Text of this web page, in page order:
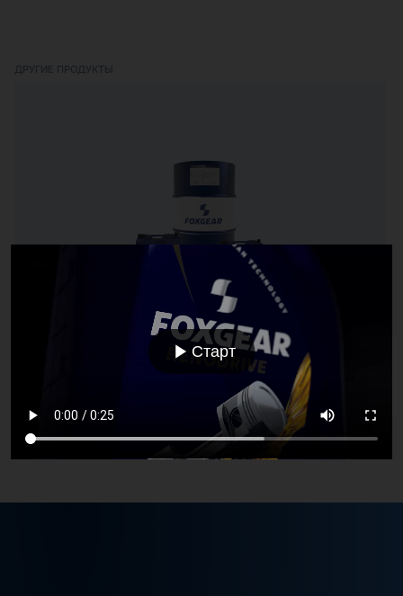
ДРУГИЕ ПРОДУКТЫ
RENOFLUID ROCKDRILL 100
Масло для пневматического инструмента
Старт